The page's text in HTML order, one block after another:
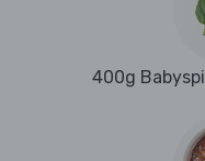
400g